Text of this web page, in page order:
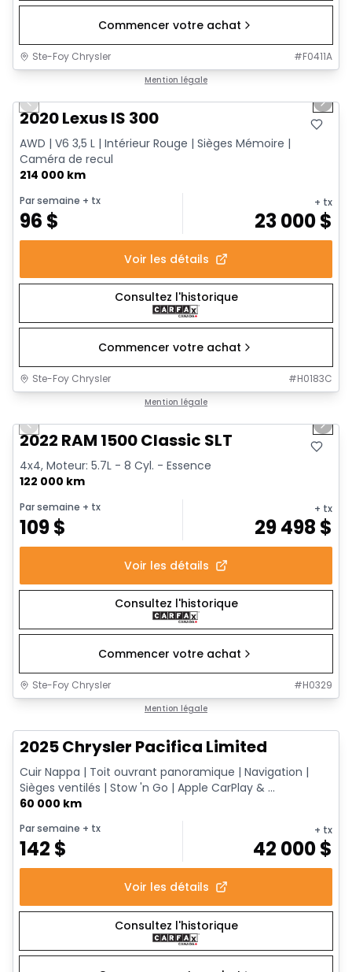
Commencer votre achat
Ste-Foy Chrysler #F0411A
Mention légale
Previous slide Next
2020 Lexus IS 300
AWD | V6 3,5 L | Intérieur Rouge | Sièges Mémoire |
Caméra de recul
214 000 km
Par semaine + tx
96 $
+ tx
23 000$
Voir les détails
Consultez l'historique
Commencer votre achat
Ste-Foy Chrysler #H0183C
Mention légale
Previous slide Next
2022 RAM 1500 Classic SLT
4x4, Moteur: 5.7L - 8 Cyl. - Essence
122 000 km
Par semaine + tx
109$
+ tx
29 498 $
Voir les détails
Consultez l'historique
Commencer votre achat
Ste-Foy Chrysler #H0329
Mention légale
2025 Chrysler Pacifica Limited
Cuir Nappa | Toit ouvrant panoramique | Navigation |
Sièges ventilés | Stow 'n Go | Apple CarPlay & ...
60 000 km
Par semaine + tx
142 $
+ tx
42 000$
Voir les détails
Consultez l'historique